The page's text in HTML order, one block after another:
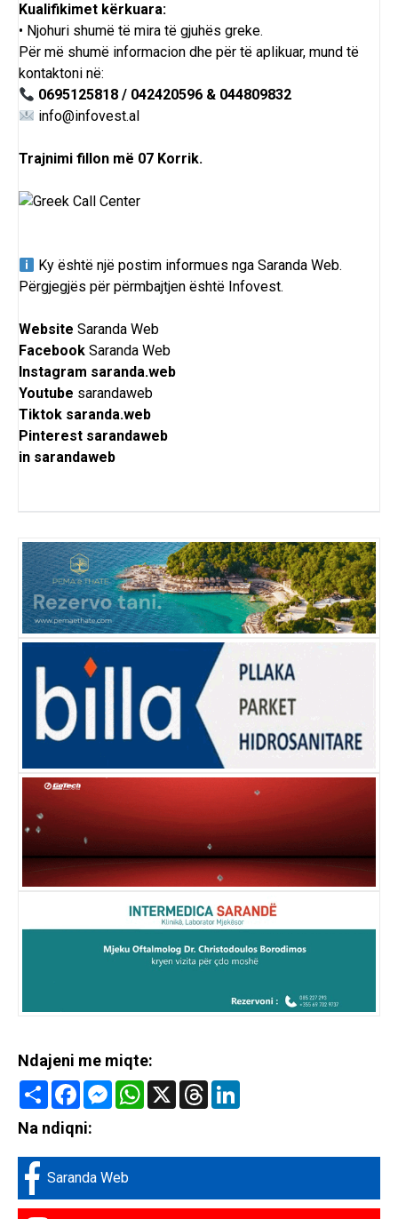
Kualifikimet kërkuara:
• Njohuri shumë të mira të gjuhës greke.
Për më shumë informacion dhe për të aplikuar, mund të
kontaktoni në:
0695125818 / 042420596 & 044809832
info@infovest.al
Trajnimi fillon më 07 Korrik.
Ky është një postim informues nga Saranda Web.
Përgjegjës për përmbajtjen është Infovest.
Website Saranda Web
Facebook Saranda Web
Instagram saranda.web
Youtube sarandaweb
Tiktok saranda.web
Pinterest sarandaweb
in sarandaweb
Ndajeni me miqte:
Share FacebookMessenger
WhatsApp
X Threads
Na ndiqni:
Saranda Web